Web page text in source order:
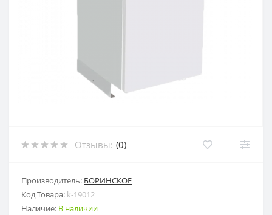
Отзывы: (0)
Производитель: БОРИНСКОЕ
Код Товара: k-19012
Наличие: В наличии